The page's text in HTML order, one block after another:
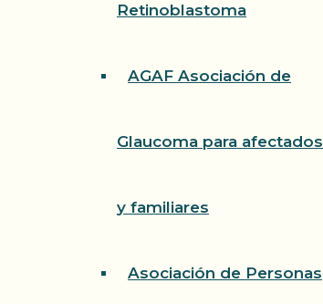
Retinoblastoma
AGAF Asociación de
Glaucoma para afectados
y familiares
Asociación de Personas